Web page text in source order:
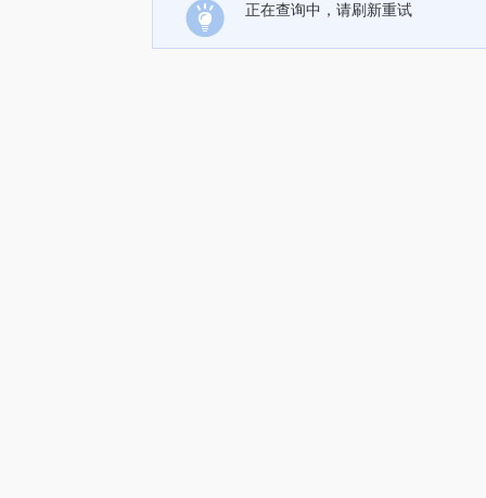
正在查询中，请刷新重试